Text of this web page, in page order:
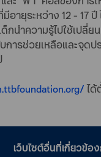
ายุระหว่าง 12 - 17
นำความรู้ไปใช้เป
รช่วยเหลือและจุดป
ได้
เว็บไซต์อื่นที่เกี่ยวข้อ